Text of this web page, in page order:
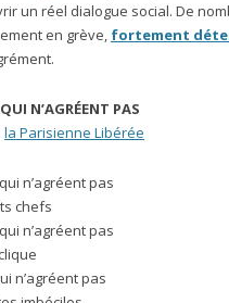
un réel dialogue social. De
en grève, fortement
N’AGRÉENT PAS
la Parisienne Libérée
n’agréent pas
chefs
n’agréent pas
n’agréent pas